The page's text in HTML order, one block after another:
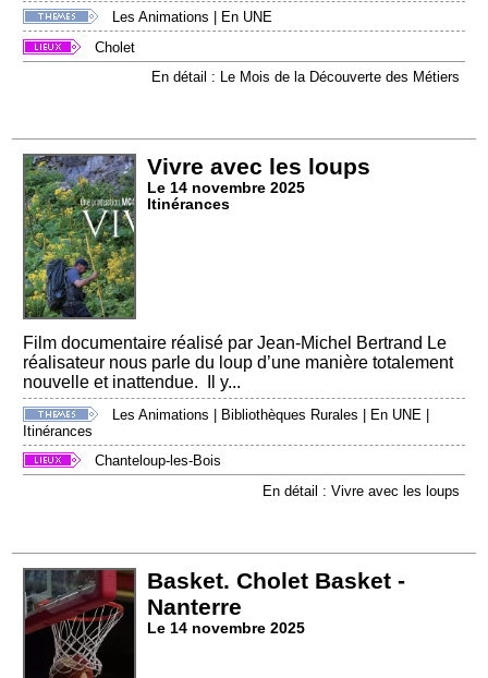
Les Animations
En UNE
Cholet
En détail : Le Mois de la Découverte des Métiers
Vivre avec les loups
Le 14 novembre 2025
Itinérances
Film documentaire réalisé par Jean-Michel Bertrand Le
réalisateur nous parle du loup d’une manière totalement
nouvelle et inattendue. Il y...
Les Animations Bibliothèques Rurales En UNE
Itinérances
Chanteloup-les-Bois
En détail : Vivre avec les loups
Basket. Cholet Basket -
Nanterre
Le 14 novembre 2025